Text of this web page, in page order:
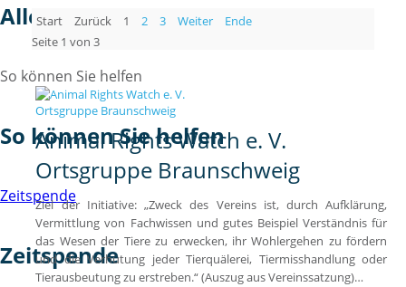
Alle Initiativen von A - Z
So können Sie helfen
So können Sie helfen
Zeitspende
Zeitspende
Start Zurück 1 2 3 Weiter
Ende
Seite 1 von 3
Animal Rights Watch e. V.
Ortsgruppe Braunschweig
Ziel der Initiative: „Zweck des Vereins ist, durch Aufklärung,
Vermittlung von Fachwissen und gutes Beispiel Verständnis für
das Wesen der Tiere zu erwecken, ihr Wohlergehen zu fördern
und die Verhütung jeder Tierquälerei, Tiermisshandlung oder
Tierausbeutung zu erstreben.“ (Auszug aus Vereinssatzung)…